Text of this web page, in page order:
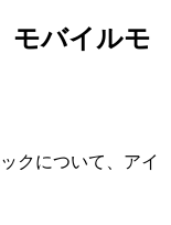
モバイルモ
クについて、アイ